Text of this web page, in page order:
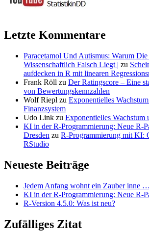
Letzte Kommentare
Paracetamol Und Autismus: Warum
Wissenschaftlich Falsch Liegt | zu
aufdecken in R mit linearen
Frank Röll zu Der Ratingscore – Eine
von Bewertungskennzahlen
Wolf Riepl zu Exponentielles
Finanzsystem
Udo Link zu Exponentielles Wachstum
KI in der R-Programmierung: Neue R-
Dresden zu R-Programmierung mit KI:
RStudio
Neueste Beiträge
Jedem Anfang wohnt ein Zauber inne …
KI in der R-Programmierung: Neue R-
R-Version 4.5.0: Was ist neu?
Zufälliges Zitat